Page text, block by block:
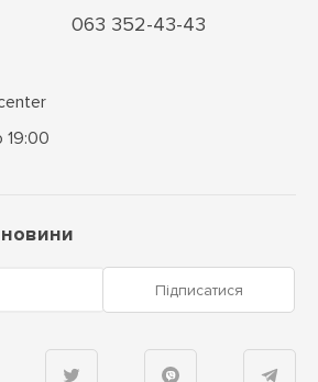
063 352-43-43
Підписатися